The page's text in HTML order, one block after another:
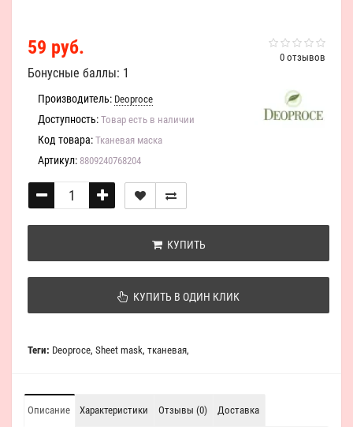
0 отзывов
59 руб.
Бонусные баллы: 1
Производитель: Deoproce
Доступность: Товар есть в наличии
Код товара: Тканевая маска
Артикул: 8809240768204
КУПИТЬ
КУПИТЬ В ОДИН КЛИК
Теги: Deoproce, Sheet mask, тканевая,
Описание Характеристики Отзывы (0) Доставка